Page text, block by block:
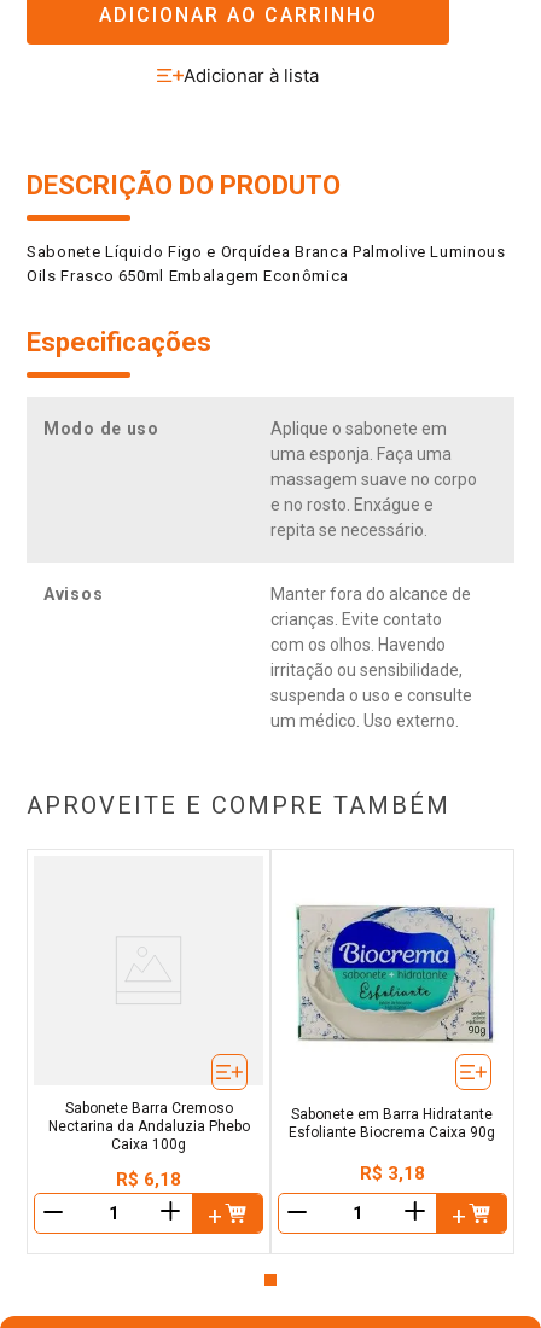
ADICIONAR AO CARRINHO
DESCRIÇÃO DO PRODUTO
Sabonete Líquido Figo e Orquídea Branca Palmolive Luminous
Oils Frasco 650ml Embalagem Econômica
Especificações
Modo de uso
Aplique o sabonete em
uma esponja. Faça uma
massagem suave no corpo
e no rosto. Enxágue e
repita se necessário.
Avisos
Manter fora do alcance de
crianças. Evite contato
com os olhos. Havendo
irritação ou sensibilidade,
suspenda o uso e consulte
um médico. Uso externo.
APROVEITE E COMPRE TAMBÉM
Sabonete Barra Cremoso
Nectarina da Andaluzia Phebo
Caixa 100g
R$ 6,18
＋
Sabonete em Barra Hidratante
Esfoliante Biocrema Caixa 90g
R$ 3,18
＋